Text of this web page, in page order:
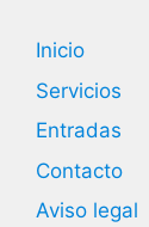
Inicio
Servicios
Entradas
Contacto
Aviso legal